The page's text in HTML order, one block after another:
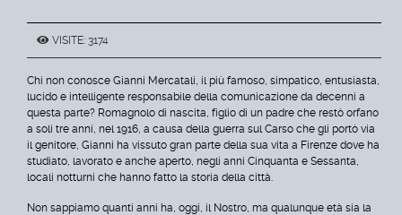
VISITE: 3174
Chi non conosce Gianni Mercatali, il più famoso, simpatico, entusiasta,
lucido e intelligente responsabile della comunicazione da decenni a
questa parte? Romagnolo di nascita, figlio di un padre che restò orfano
a soli tre anni, nel 1916, a causa della guerra sul Carso che gli portò via
il genitore, Gianni ha vissuto gran parte della sua vita a Firenze dove ha
studiato, lavorato e anche aperto, negli anni Cinquanta e Sessanta,
locali notturni che hanno fatto la storia della città.
Non sappiamo quanti anni ha, oggi, il Nostro, ma qualunque età sia la